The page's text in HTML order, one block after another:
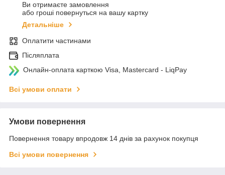
Ви отримаєте замовлення
або гроші повернуться на вашу картку
Детальніше
Оплатити частинами
Післяплата
Онлайн-оплата карткою Visa, Mastercard - LiqPay
Всі умови оплати
Умови повернення
Повернення товару впродовж 14 днів за рахунок покупця
Всі умови повернення